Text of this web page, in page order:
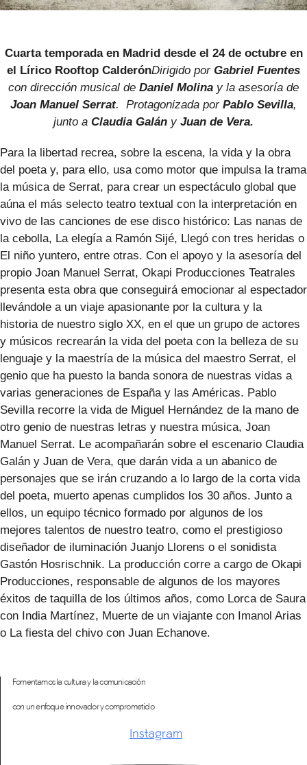
Cuarta temporada en Madrid desde el 24 de octubre en
el Lírico Rooftop CalderónDirigido por Gabriel Fuentes
con dirección musical de Daniel Molina y la asesoría de
Joan Manuel Serrat. Protagonizada por Pablo Sevilla,
junto a Claudia Galán y Juan de Vera.
Para la libertad recrea, sobre la escena, la vida y la obra
del poeta y, para ello, usa como motor que impulsa la trama
la música de Serrat, para crear un espectáculo global que
aúna el más selecto teatro textual con la interpretación en
vivo de las canciones de ese disco histórico: Las nanas de
la cebolla, La elegía a Ramón Sijé, Llegó con tres heridas o
El niño yuntero, entre otras. Con el apoyo y la asesoría del
propio Joan Manuel Serrat, Okapi Producciones Teatrales
presenta esta obra que conseguirá emocionar al espectador
llevándole a un viaje apasionante por la cultura y la
historia de nuestro siglo XX, en el que un grupo de actores
y músicos recrearán la vida del poeta con la belleza de su
lenguaje y la maestría de la música del maestro Serrat, el
genio que ha puesto la banda sonora de nuestras vidas a
varias generaciones de España y las Américas. Pablo
Sevilla recorre la vida de Miguel Hernández de la mano de
otro genio de nuestras letras y nuestra música, Joan
Manuel Serrat. Le acompañarán sobre el escenario Claudia
Galán y Juan de Vera, que darán vida a un abanico de
personajes que se irán cruzando a lo largo de la corta vida
del poeta, muerto apenas cumplidos los 30 años. Junto a
ellos, un equipo técnico formado por algunos de los
mejores talentos de nuestro teatro, como el prestigioso
diseñador de iluminación Juanjo Llorens o el sonidista
Gastón Hosrischnik. La producción corre a cargo de Okapi
Producciones, responsable de algunos de los mayores
éxitos de taquilla de los últimos años, como Lorca de Saura
con India Martínez, Muerte de un viajante con Imanol Arias
o La fiesta del chivo con Juan Echanove.
Fomentamos la cultura y la comunicación
con un enfoque innovador y comprometido
Instagram